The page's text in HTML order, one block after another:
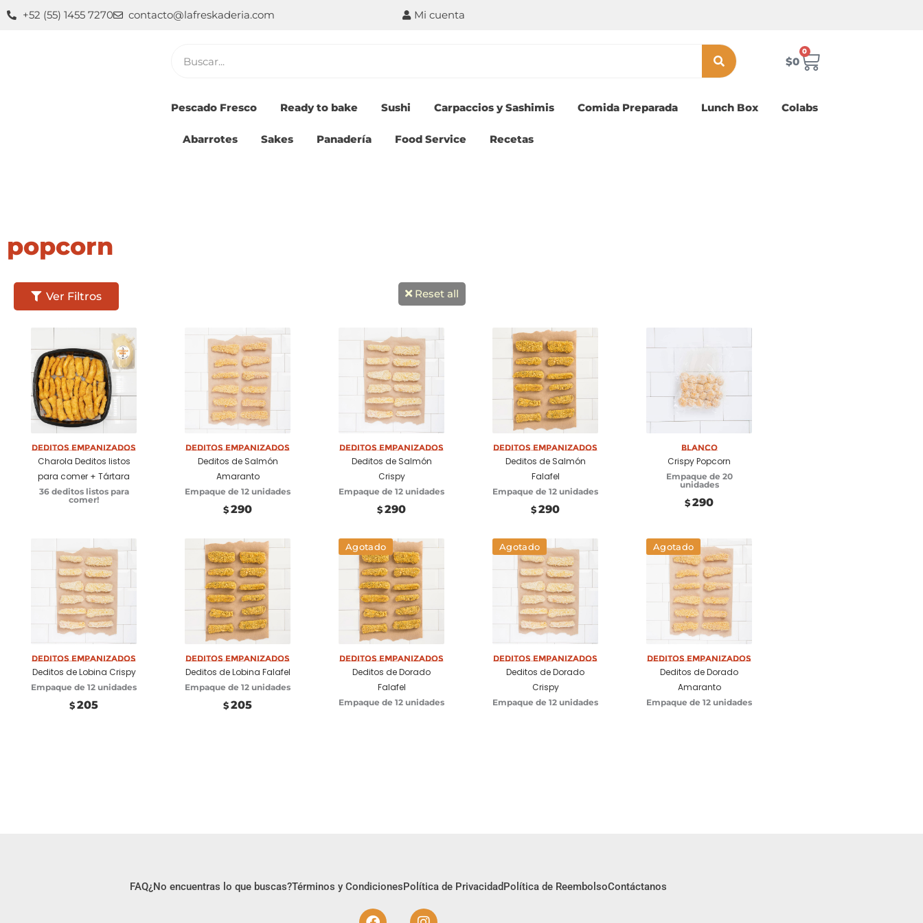
+52 (55) 1455 7270 contacto@lafreskaderia.com Mi cuenta
$0
0
Carrito
Pescado Fresco Ready to bake Sushi Carpaccios y Sashimis Comida Preparada Lunch Box Colabs
Abarrotes Sakes Panadería Food Service Recetas
popcorn
Ver Filtros Reset all
Seleccionar
opciones
Deditos Empanizados
Charola Deditos listos
para comer + Tártara
36 deditos listos para
comer!
Añadir a carrito
Deditos Empanizados
Deditos de Salmón
Amaranto
Empaque de 12 unidades
$ 290
Añadir a carrito
Deditos Empanizados
Deditos de Salmón
Crispy
Empaque de 12 unidades
$ 290
Añadir a carrito
Deditos Empanizados
Deditos de Salmón
Falafel
Empaque de 12 unidades
$ 290
Añadir a carrito
Blanco
Crispy Popcorn
Empaque de 20
unidades
$ 290
Añadir a carrito
Deditos Empanizados
Deditos de Lobina Crispy
Empaque de 12 unidades
$ 205
Añadir a carrito
Deditos Empanizados
Deditos de Lobina Falafel
Empaque de 12 unidades
$ 205
Agotado
Deditos Empanizados
Deditos de Dorado
Falafel
Empaque de 12 unidades
Agotado
Deditos Empanizados
Deditos de Dorado
Crispy
Empaque de 12 unidades
Agotado
Deditos Empanizados
Deditos de Dorado
Amaranto
Empaque de 12 unidades
FAQ¿No encuentras lo que buscas?Términos y CondicionesPolítica de PrivacidadPolítica de ReembolsoContáctanos
F
I